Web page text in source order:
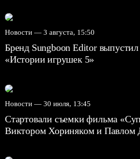
Новости — 3 августа, 15:50
Бренд Sungboon Editor
«Истории игрушек 5»
Новости — 30 июля, 13:45
Стартовали съемки фильма
Виктором Хориняком и Павлом